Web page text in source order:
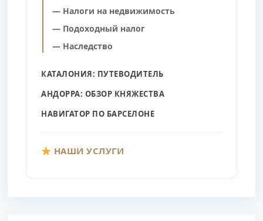
— Налоги на недвижимость
— Подоходный налог
— Наследство
КАТАЛОНИЯ: ПУТЕВОДИТЕЛЬ
АНДОРРА: ОБЗОР КНЯЖЕСТВА
НАВИГАТОР ПО БАРСЕЛОНЕ
НАШИ УСЛУГИ